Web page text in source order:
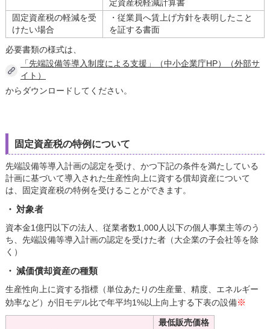
定資産税軽減計算書
固定資産税の軽減を受
けたい場合
・従業員へ賃上げ方針を表明したこと
を証する書面
必要書類の様式は、
「先端設備等導入制度による支援」（中小企業庁HP）（外部サ
イト）
からダウンロードしてください。
固定資産税の特例について
先端設備等導入計画の認定を受け、かつ下記の条件を満たしている
計画に基づいて導入された生産性向上に資する償却資産について
は、固定資産税の特例を受けることができます。
対象者
資本金1億円以下の法人、従業者数1,000人以下の個人事業主等のう
ち、先端設備等導入計画の認定を受けた者（大企業の子会社等を除
く）
減価償却資産の種類
生産性向上に資する指標（単位あたりの生産量、精度、エネルギー
効率など）が旧モデル比で年平均1%以上向上する下表の設備※
最低販売価格